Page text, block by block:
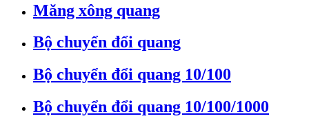
Măng xông quang
Bộ chuyển đổi quang
Bộ chuyển đổi quang 10/100
Bộ chuyển đổi quang 10/100/1000